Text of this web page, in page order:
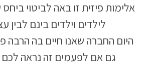
אלימות פיזית זו באה לביטוי
לילדים וילדים בינם לבין
היום החברה שאנו חיים בה הרבה
גם אם לפעמים זה נראה לכם